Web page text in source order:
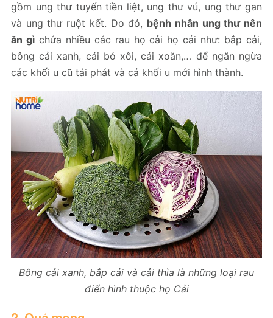
gồm ung thư tuyến tiền liệt, ung thư vú, ung thư gan
và ung thư ruột kết. Do đó, bệnh nhân ung thư nên
ăn gìchứa nhiều các rau họ cải họ cải như: bắp cải,
bông cải xanh, cải bó xôi, cải xoăn,… để ngăn ngừa
các khối u cũ tái phát và cả khối u mới hình thành.
Bông cải xanh, bắp cải và cải thìa là những loại rau
điển hình thuộc họ Cải